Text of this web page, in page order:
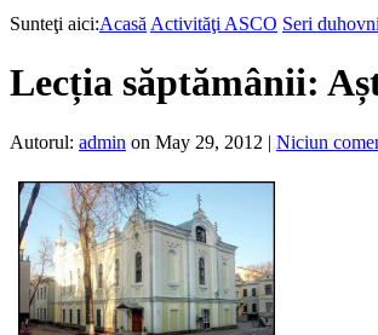
Sunteţi aici:Acasă Activităţi ASCO Seri
Lecția săptămânii:
Autorul: admin on May 29, 2012 | Niciun